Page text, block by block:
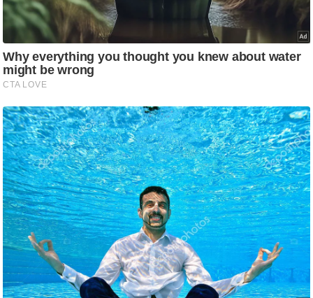
g
N
e
w
s
इ
फ
स्टा
इ
ल
टे
क्नॉ
लॉ
जी
ब्यू